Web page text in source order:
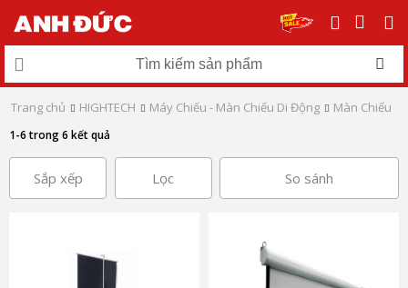
Trang chủ HIGHTECH Máy Chiếu - Màn Chiếu Di Động Màn Chiếu
1-6 trong 6 kết quả
Sắp xếp Lọc So sánh